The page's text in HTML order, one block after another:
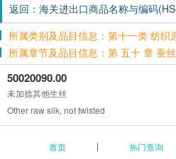
返回：海关进出口商品名称与编码
所属类别及品目信息：第十一类 纺织
所属章节及品目信息：第 五十 章 蚕丝
50020090.00
未加捻其他生丝
Other raw silk, not twisted
首页 热门查询